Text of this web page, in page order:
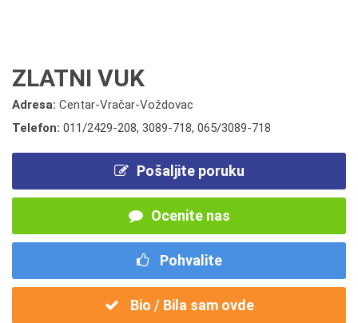
ZLATNI VUK
Adresa: Centar-Vračar-Voždovac
Telefon: 011/2429-208, 3089-718, 065/3089-718
Pošaljite poruku
Ocenite nas
Pohvalite
Bio / Bila sam ovde